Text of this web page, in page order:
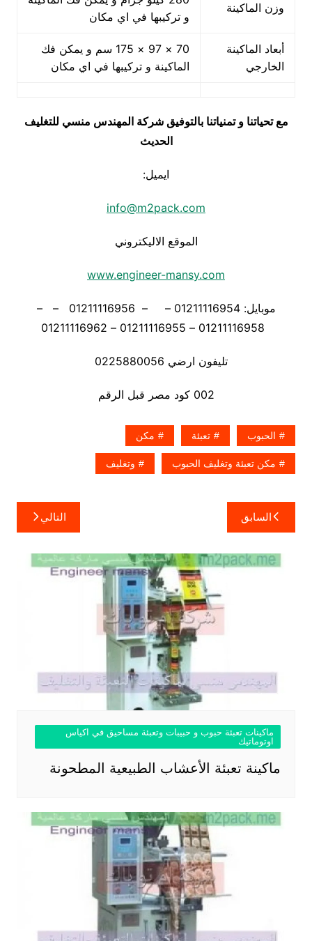
وزن الماكينة
و تركيبها في اي مكان
أبعاد الماكينة
الخارجي
70 × 97 × 175 سم و يمكن فك
الماكينة و تركيبها في اي مكان
مع تحياتنا و تمنياتنا بالتوفيق شركة المهندس منسي للتغليف
الحديث
ايميل:
info@m2pack.com
الموقع الاليكتروني
www.engineer-mansy.com
موبايل: 01211116954 – – 01211116956 – –
تليفون ارضي 0225880056
002 كود مصر قبل الرقم
الحبوب تعبئة مكن
مكن تعبئة وتغليف الحبوب وتغليف
تصفّح
المقالات
السابق التالي
ماكينات تعبئة حبوب و حبيبات وتعبئة مساحيق في اكياس
اوتوماتيك
ماكينة تعبئة الأعشاب الطبيعية المطحونة